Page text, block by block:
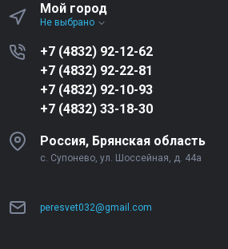
Мой город
Не выбрано
+7 (4832) 92-12-62
+7 (4832) 92-22-81
+7 (4832) 92-10-93
+7 (4832) 33-18-30
Россия, Брянская область
с. Супонево, ул. Шоссейная, д. 44а
peresvet032@gmail.com